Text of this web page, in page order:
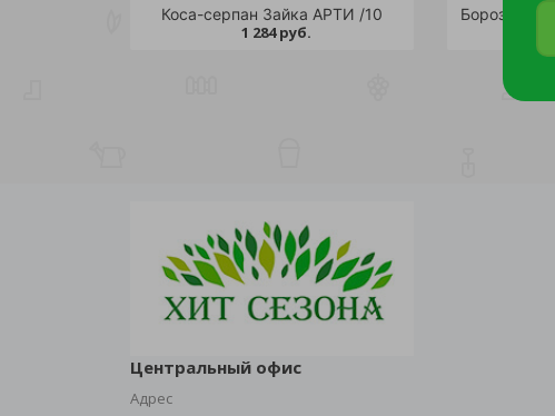
Коса-серпан Зайка АРТИ /10
1 284 руб.
Центральный офис
Адрес